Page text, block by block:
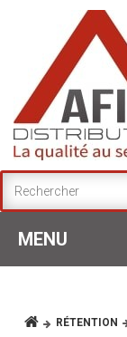
MENU
RÉTENTION